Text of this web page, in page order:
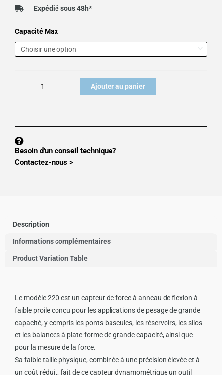
Expédié sous 48h*
Capacité Max
quantité
de
Capteur
Ajouter au panier
Besoin d'un conseil technique?
Contactez-nous >
Description
Informations complémentaires
Product Variation Table
Le modèle 220 est un capteur de force à anneau de flexion à
faible proile conçu pour les applications de pesage de grande
capacité, y compris les ponts-bascules, les réservoirs, les silos
et les balances à plate-forme de grande capacité, ainsi que
pour la mesure de la force.
Sa faible taille physique, combinée à une précision élevée et à
un coût réduit, fait de ce capteur dynamométrique un outil